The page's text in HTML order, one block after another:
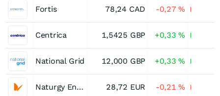
Fortis 78,24 CAD -0,27%
Centrica 1,5425 GBP +0,33%
National Grid 12,000 GBP +0,33%
Naturgy Energy Group 28,72 EUR -0,21%